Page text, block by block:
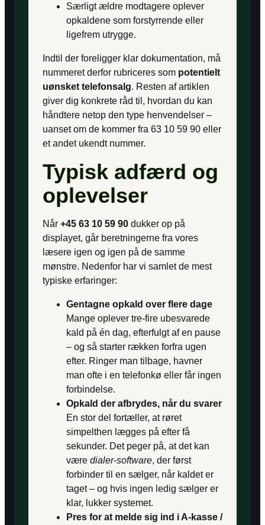
Særligt ældre modtagere oplever
opkaldene som forstyrrende eller
ligefrem utrygge.
Indtil der foreligger klar dokumentation, må
nummeret derfor rubriceres som potentielt
uønsket telefonsalg. Resten af artiklen
giver dig konkrete råd til, hvordan du kan
håndtere netop den type henvendelser –
uanset om de kommer fra 63 10 59 90 eller
et andet ukendt nummer.
Typisk adfærd og
oplevelser
Når +45 63 10 59 90 dukker op på
displayet, går beretningerne fra vores
læsere igen og igen på de samme
mønstre. Nedenfor har vi samlet de mest
typiske erfaringer:
Gentagne opkald over flere dage
Mange oplever tre-fire ubesvarede
kald på én dag, efterfulgt af en pause
– og så starter rækken forfra ugen
efter. Ringer man tilbage, havner
man ofte i en telefonkø eller får ingen
forbindelse.
Opkald der afbrydes, når du svarer
En stor del fortæller, at røret
simpelthen lægges på efter få
sekunder. Det peger på, at det kan
være dialer-software, der først
forbinder til en sælger, når kaldet er
taget – og hvis ingen ledig sælger er
klar, lukker systemet.
Pres for at melde sig ind i A-kasse /